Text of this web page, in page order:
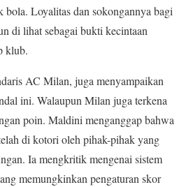
bola. Loyalitas dan sokongannya bagi
di lihat sebagai bukti kecintaan
klub.
AC Milan, juga menyampaikan
ini. Walaupun Milan juga terkena
poin. Maldini menganggap bahwa
di kotori oleh pihak-pihak yang
Ia mengkritik mengenai sistem
memungkinkan pengaturan skor